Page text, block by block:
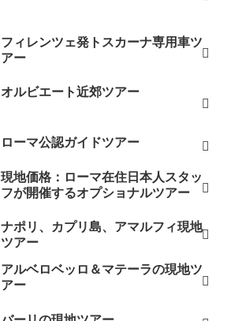
フィレンツェ発トスカーナ専用車ツ
アー
オルビエート近郊ツアー
ローマ公認ガイドツアー
現地価格：ローマ在住日本人スタッ
フが開催するオプショナルツアー
ナポリ、カプリ島、アマルフィ現地
ツアー
アルベロベッロ＆マテーラの現地ツ
アー